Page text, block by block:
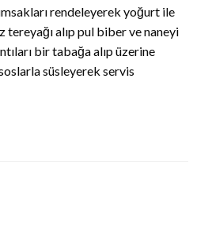
rendeleyerek yoğurt ile
tereyağı alıp pul biber ve naneyi
bir tabağa alıp üzerine
süsleyerek servis